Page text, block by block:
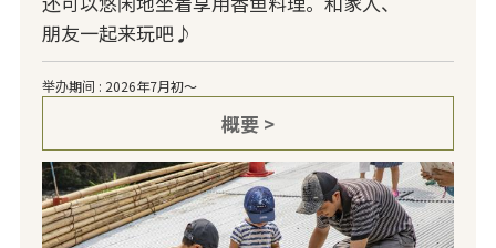
朋友一起来玩吧♪
举办期间 : 2026年7月初～
概要 >